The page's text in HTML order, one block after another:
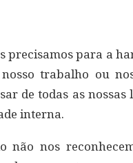
precisamos para a
trabalho ou
de todas as
interna.
não nos